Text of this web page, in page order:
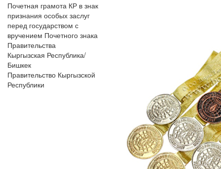
Почетная грамота КР в знак
признания особых заслуг
перед государством с
вручением Почетного знака
Правительства
Кыргызская Республика/
Бишкек
Правительство Кыргызской
Республики